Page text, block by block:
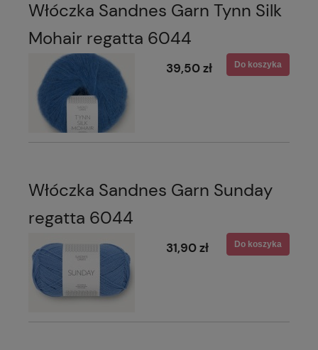
Włóczka Sandnes Garn Tynn Silk
Mohair regatta 6044
39,50 zł Do koszyka
Włóczka Sandnes Garn Sunday
regatta 6044
31,90 zł Do koszyka